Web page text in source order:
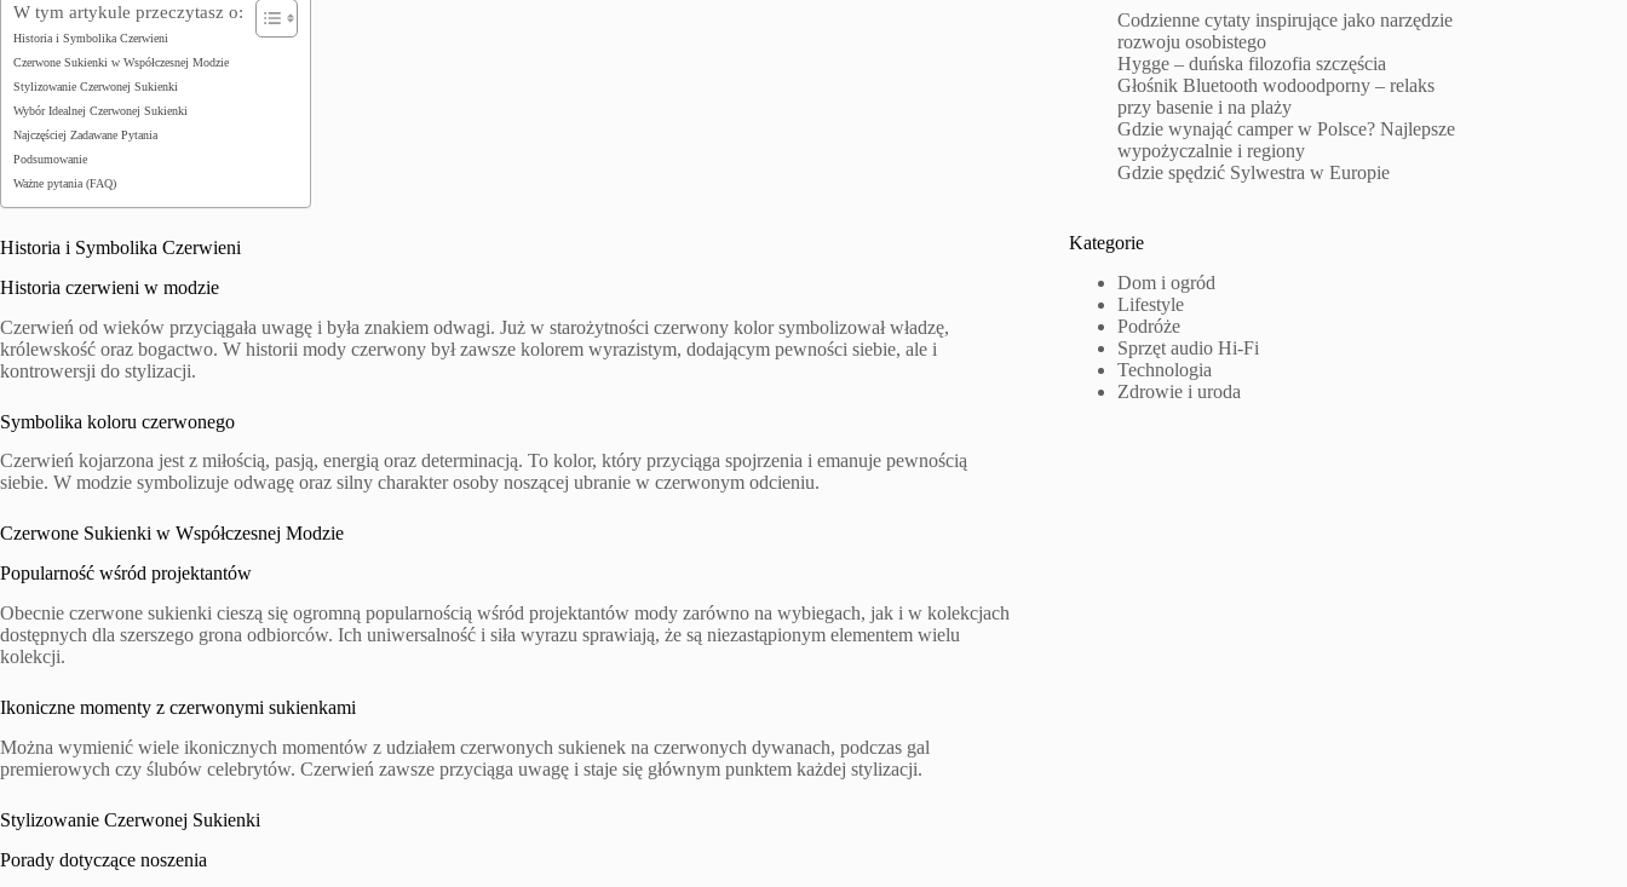
W tym artykule przeczytasz o:
Historia i Symbolika Czerwieni
Czerwone Sukienki w Współczesnej Modzie
Stylizowanie Czerwonej Sukienki
Wybór Idealnej Czerwonej Sukienki
Najczęściej Zadawane Pytania
Podsumowanie
Ważne pytania (FAQ)
Historia i Symbolika Czerwieni
Historia czerwieni w modzie
Czerwień od wieków przyciągała uwagę i była znakiem odwagi. Już w starożytności czerwony kolor symbolizował władzę,
królewskość oraz bogactwo. W historii mody czerwony był zawsze kolorem wyrazistym, dodającym pewności siebie, ale i
kontrowersji do stylizacji.
Symbolika koloru czerwonego
Czerwień kojarzona jest z miłością, pasją, energią oraz determinacją. To kolor, który przyciąga spojrzenia i emanuje pewnością
siebie. W modzie symbolizuje odwagę oraz silny charakter osoby noszącej ubranie w czerwonym odcieniu.
Czerwone Sukienki w Współczesnej Modzie
Popularność wśród projektantów
Obecnie czerwone sukienki cieszą się ogromną popularnością wśród projektantów mody zarówno na wybiegach, jak i w kolekcjach
dostępnych dla szerszego grona odbiorców. Ich uniwersalność i siła wyrazu sprawiają, że są niezastąpionym elementem wielu
kolekcji.
Ikoniczne momenty z czerwonymi sukienkami
Można wymienić wiele ikonicznych momentów z udziałem czerwonych sukienek na czerwonych dywanach, podczas gal
premierowych czy ślubów celebrytów. Czerwień zawsze przyciąga uwagę i staje się głównym punktem każdej stylizacji.
Stylizowanie Czerwonej Sukienki
Porady dotyczące noszenia
Codzienne cytaty inspirujące jako narzędzie
rozwoju osobistego
Hygge – duńska filozofia szczęścia
Głośnik Bluetooth wodoodporny – relaks
przy basenie i na plaży
Gdzie wynająć camper w Polsce? Najlepsze
wypożyczalnie i regiony
Gdzie spędzić Sylwestra w Europie
Kategorie
Dom i ogród
Lifestyle
Podróże
Sprzęt audio Hi-Fi
Technologia
Zdrowie i uroda